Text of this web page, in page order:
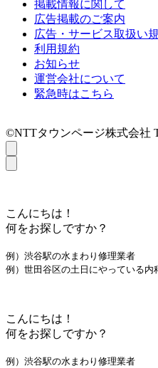
掲載情報に関して
広告掲載のご案内
広告・サービス取扱い
利用規約
お知らせ
運営会社について
緊急時はこちら
©NTTタウンページ株式会社
こんにちは！
何をお探しですか？
例）渋谷駅の水まわり修理業者
例）世田谷区の土日にやっている内
こんにちは！
何をお探しですか？
例）渋谷駅の水まわり修理業者